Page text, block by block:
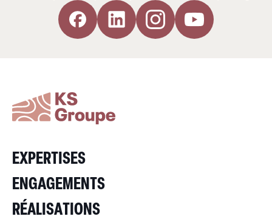
EXPERTISES
ENGAGEMENTS
RÉALISATIONS